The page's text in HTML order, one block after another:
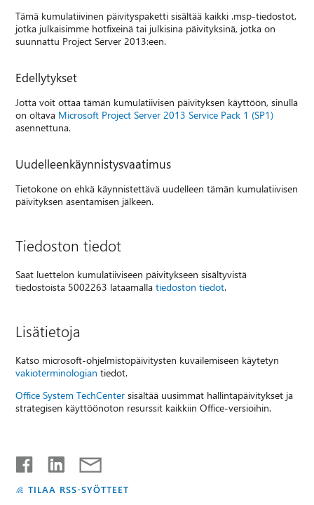
Tämä kumulatiivinen päivityspaketti sisältää kaikki .msp-tiedostot,
jotka julkaisimme hotfixeinä tai julkisina päivityksinä, jotka on
suunnattu Project Server 2013:een.
Edellytykset
Jotta voit ottaa tämän kumulatiivisen päivityksen käyttöön, sinulla
on oltava Microsoft Project Server 2013 Service Pack 1 (SP1)
asennettuna.
Uudelleenkäynnistysvaatimus
Tietokone on ehkä käynnistettävä uudelleen tämän kumulatiivisen
päivityksen asentamisen jälkeen.
Tiedoston tiedot
Saat luettelon kumulatiiviseen päivitykseen sisältyvistä
tiedostoista 5002263 lataamallatiedoston tiedot.
Lisätietoja
Katso microsoft-ohjelmistopäivitysten kuvailemiseen käytetyn
vakioterminologian tiedot.
Office System TechCenter sisältää uusimmat hallintapäivitykset ja
strategisen käyttöönoton resurssit kaikkiin Office-versioihin.
TILAA RSS-SYÖTTEET